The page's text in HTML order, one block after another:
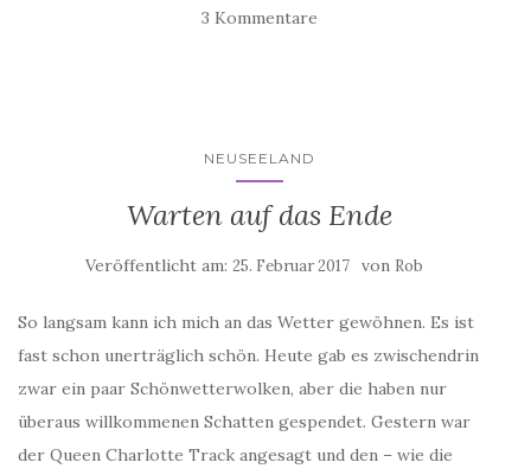
3 Kommentare
NEUSEELAND
Warten auf das Ende
Veröffentlicht am: 25. Februar 2017 von Rob
So langsam kann ich mich an das Wetter gewöhnen. Es ist
fast schon unerträglich schön. Heute gab es zwischendrin
zwar ein paar Schönwetterwolken, aber die haben nur
überaus willkommenen Schatten gespendet. Gestern war
der Queen Charlotte Track angesagt und den – wie die